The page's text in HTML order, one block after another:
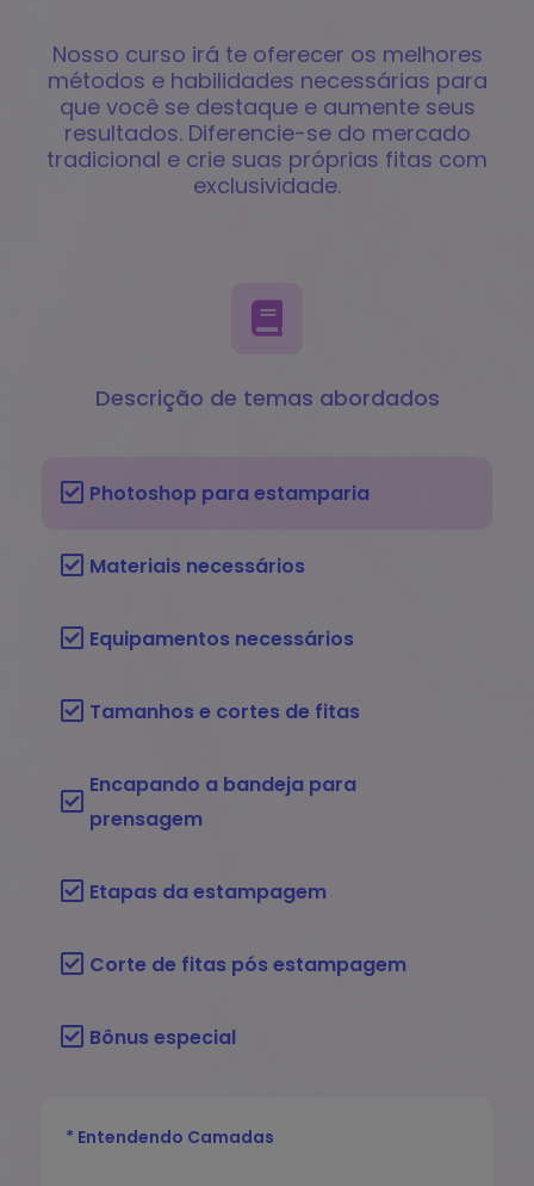
Nosso curso irá te oferecer os melhores
métodos e habilidades necessárias para
que você se destaque e aumente seus
resultados. Diferencie-se do mercado
tradicional e crie suas próprias fitas com
exclusividade.
Descrição de temas abordados
Photoshop para estamparia
Materiais necessários
Equipamentos necessários
Tamanhos e cortes de fitas
Encapando a bandeja para
prensagem
Etapas da estampagem
Corte de fitas pós estampagem
Bônus especial
* Entendendo Camadas